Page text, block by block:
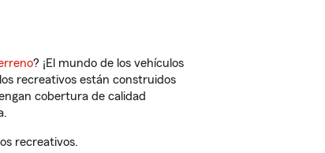
? ¡El mundo de los vehículos
recreativos están construidos
cobertura de calidad
recreativos.